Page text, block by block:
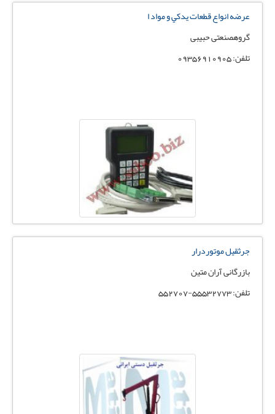
عرضه انواع قطعات يدکي و مواد ا
گروهصنعتی حبیبی
تلفن: 09356910905
جرثقیل موتوردرار
بازرگانی آران متین
تلفن: 55532773-552707